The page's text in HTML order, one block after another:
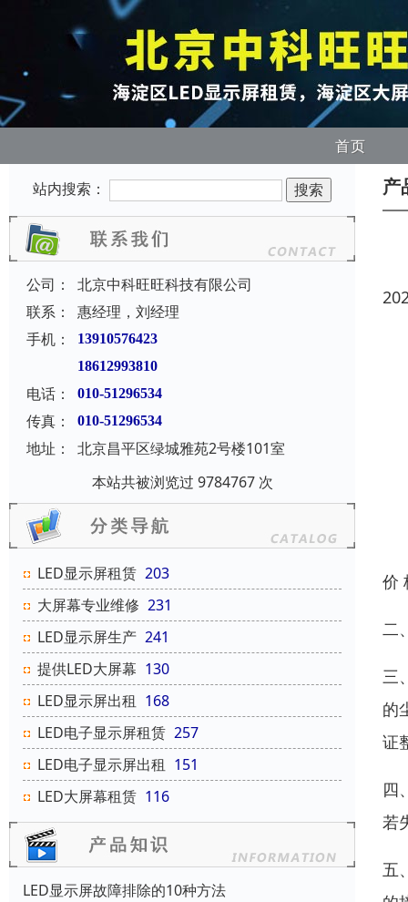
首页
站内搜索：
公司：
北京中科旺旺科技有限公司
联系：
惠经理，刘经理
手机：
13910576423
18612993810
电话： 010-51296534
传真： 010-51296534
地址：
北京昌平区绿城雅苑2号楼101室
本站共被浏览过 9784767 次
LED显示屏租赁 203
大屏幕专业维修 231
LED显示屏生产 241
提供LED大屏幕 130
LED显示屏出租 168
LED电子显示屏租赁 257
LED电子显示屏出租 151
LED大屏幕租赁 116
LED显示屏故障排除的10种方法
产
价
二
三
的
证
四
若
五